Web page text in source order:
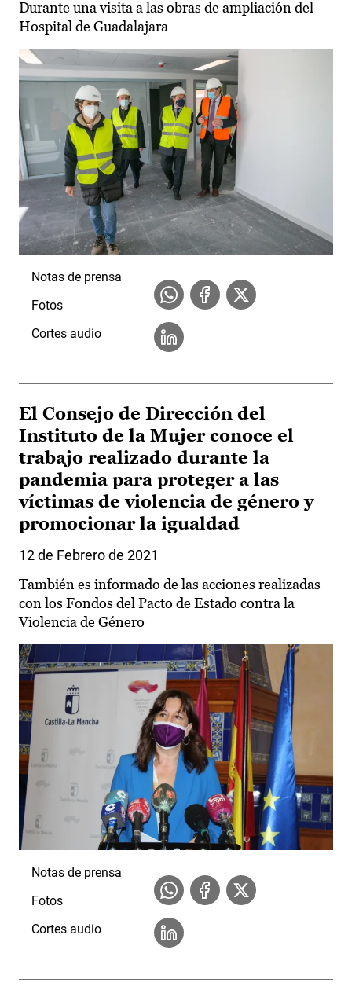
Durante una visita a las obras de ampliación del
Hospital de Guadalajara
Notas de prensa
Fotos
Cortes audio
El Consejo de Dirección del
Instituto de la Mujer conoce el
trabajo realizado durante la
pandemia para proteger a las
víctimas de violencia de género y
promocionar la igualdad
12 de Febrero de 2021
También es informado de las acciones realizadas
con los Fondos del Pacto de Estado contra la
Violencia de Género
Notas de prensa
Fotos
Cortes audio